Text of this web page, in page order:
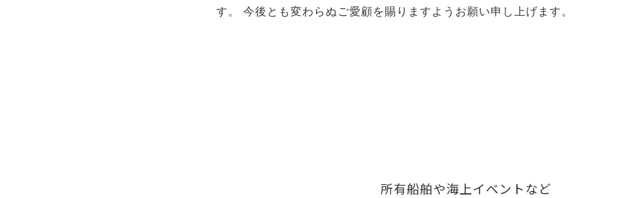
す。 今後とも変わらぬご愛顧を賜りますようお願い申し上げます。
所有船舶や海上イベントなど